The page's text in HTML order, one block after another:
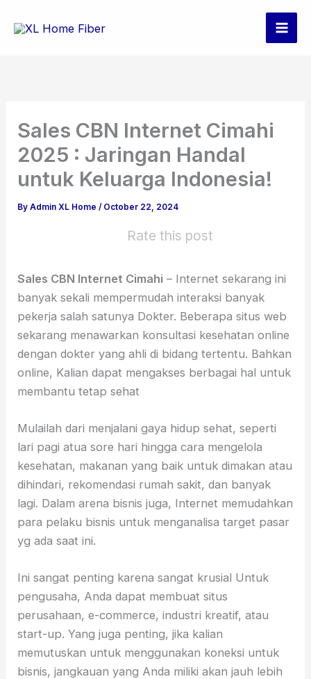
Sales CBN Internet Cimahi
2025 : Jaringan Handal
untuk Keluarga Indonesia!
ByAdmin XL Home/ October 22, 2024
Rate this post
Sales CBN Internet Cimahi – Internet sekarang ini
banyak sekali mempermudah interaksi banyak
pekerja salah satunya Dokter. Beberapa situs web
sekarang menawarkan konsultasi kesehatan online
dengan dokter yang ahli di bidang tertentu. Bahkan
online, Kalian dapat mengakses berbagai hal untuk
membantu tetap sehat
Mulailah dari menjalani gaya hidup sehat, seperti
lari pagi atua sore hari hingga cara mengelola
kesehatan, makanan yang baik untuk dimakan atau
dihindari, rekomendasi rumah sakit, dan banyak
lagi. Dalam arena bisnis juga, Internet memudahkan
para pelaku bisnis untuk menganalisa target pasar
yg ada saat ini.
Ini sangat penting karena sangat krusial Untuk
pengusaha, Anda dapat membuat situs
perusahaan, e-commerce, industri kreatif, atau
start-up. Yang juga penting, jika kalian
memutuskan untuk menggunakan koneksi untuk
bisnis, jangkauan yang Anda miliki akan jauh lebih